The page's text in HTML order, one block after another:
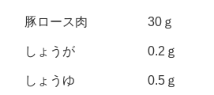
豚ロース肉 30ｇ
しょうが 0.2ｇ
しょうゆ 0.5ｇ